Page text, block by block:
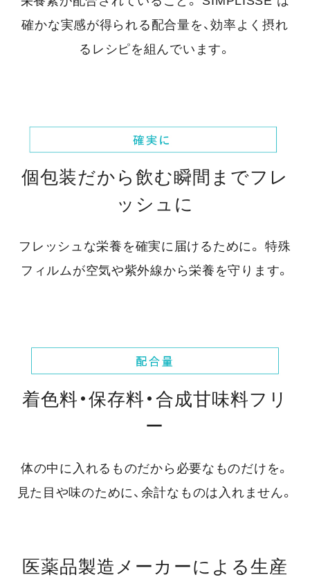
確かな実感が得られる配合量を、効率よく摂れ
るレシピを組んでいます。
個包装だから飲む瞬間までフレ
ッシュに
フレッシュな栄養を確実に届けるために。 特殊
フィルムが空気や紫外線から栄養を守ります。
着色料・保存料・合成甘味料フリ
ー
体の中に入れるものだから必要なものだけを。
見た目や味のために、余計なものは入れません。
医薬品製造メーカーによる生産